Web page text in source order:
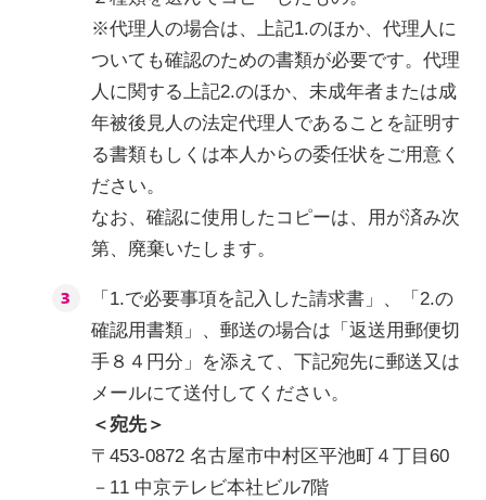
※代理人の場合は、上記1.のほか、代理人に
ついても確認のための書類が必要です。代理
人に関する上記2.のほか、未成年者または成
年被後見人の法定代理人であることを証明す
る書類もしくは本人からの委任状をご用意く
ださい。
なお、確認に使用したコピーは、用が済み次
第、廃棄いたします。
「1.で必要事項を記入した請求書」、「2.の
確認用書類」、郵送の場合は「返送用郵便切
手８４円分」を添えて、下記宛先に郵送又は
メールにて送付してください。
＜宛先＞
〒453-0872 名古屋市中村区平池町４丁目60
－11 中京テレビ本社ビル7階